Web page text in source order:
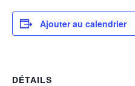
Ajouter au calendrier
DÉTAILS